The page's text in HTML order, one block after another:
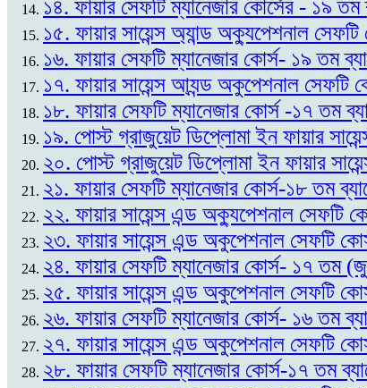
১৪. ফায়ার সেফটি ম্যানেজার কোর্সের - ১৯
১৫. ফায়ার সায়েন্স অ্যান্ড অক্যুপেশনাল
১৬. ফায়ার সেফটি ম্যানেজার কোর্স- ১৯ তম
১৭. ফায়ার সায়েন্স আ্যন্ড অকুপেশনাল
১৮. ফায়ার সেফটি ম্যানেজার কোর্স -১৭ তম
১৯. পোস্ট গ্রাজুয়েট ডিপ্লোমা ইন ফায়ার
২০. পোস্ট গ্রাজুয়েট ডিপ্লোমা ইন ফায়ার
২১. ফায়ার সেফটি ম্যানেজার কোর্স-১৮ তম
২২. ফায়ার সায়েন্স এন্ড অক্যুপেশনাল
২৩. ফায়ার সায়েন্স এন্ড অকুপেশনাল সেফটি
২৪. ফায়ার সেফটি ম্যানেজার কোর্স- ১৭ তম
২৫. ফায়ার সায়েন্স এন্ড অকুপেশনাল সেফটি
২৬. ফায়ার সেফটি ম্যানেজার কোর্স- ১৬ তম
২৭. ফায়ার সায়েন্স এন্ড অকুপেশনাল সেফটি
২৮. ফায়ার সেফটি ম্যানেজার কোর্স-১৭ তম